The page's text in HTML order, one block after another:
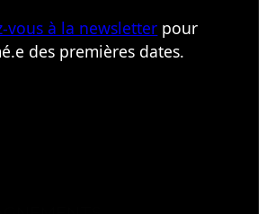
vous à la newsletter pour
des premières dates.